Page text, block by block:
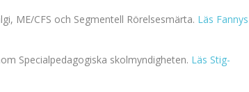
ME/CFS och Segmentell Rörelsesmärta. Läs Fannys
Specialpedagogiska skolmyndigheten. Läs Stig-